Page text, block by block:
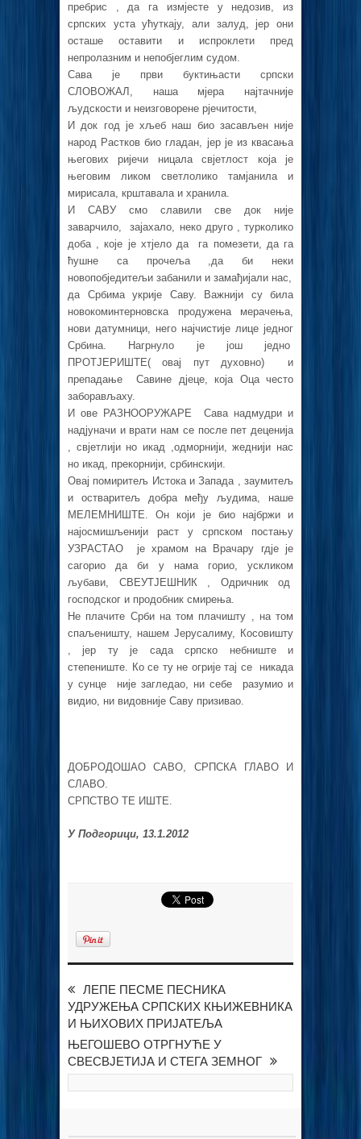
пребрис , да га измјесте у недозив, из
српских уста ућуткају, али залуд, јер они
осташе оставити и испроклети пред
непролазним и непобјеглим судом.
Сава је први буктињасти српски
СЛОВОЖАЛ, наша мјера најтачније
људскости и неизговорене рјечитости,
И док год је хљеб наш био засављен није
народ Растков био гладан, јер је из квасања
његових ријечи ницала свјетлост која је
његовим ликом светлолико тамјанила и
мирисала, крштавала и хранила.
И САВУ смо славили све док није
заварчило, зајахало, неко друго , турколико
доба , које је хтјело да га помезети, да га
ћушне са прочеља ,да би неки
новопобједитељи забанили и замађијали нас,
да Србима укрије Саву. Важнији су била
новокоминтерновска продужена мерачења,
нови датумници, него најчистије лице једног
Србина. Нагрнуло је још једно
ПРОТЈЕРИШТЕ( овај пут духовно) и
препадање Савине дјеце, која Оца често
заборављаху.
И ове РАЗНООРУЖАРЕ Сава надмудри и
надјуначи и врати нам се после пет деценија
, свјетлији но икад ,одморнији, жеднији нас
но икад, прекорнији, србинскији.
Овај помиритељ Истока и Запада , заумитељ
и остваритељ добра међу људима, наше
МЕЛЕМНИШТЕ. Он који је био најбржи и
најосмишљенији раст у српском постању
УЗРАСТАО је храмом на Врачару гдје је
сагорио да би у нама горио, ускликом
љубави, СВЕУТЈЕШНИК , Одричник од
господског и продобник смирења.
Не плачите Срби на том плачишту , на том
спаљеништу, нашем Јерусалиму, Косовишту
, јер ту је сада српско небниште и
степениште. Ко се ту не огрије тај се никада
у сунце није загледао, ни себе разумио и
видио, ни видовније Саву призивао.
ДОБРОДОШАО САВО, СРПСКА ГЛАВО И
СЛАВО.
СРПСТВО ТЕ ИШТЕ.
У Подгорици, 13.1.2012
ЛЕПЕ ПЕСМЕ ПЕСНИКА
УДРУЖЕЊА СРПСКИХ КЊИЖЕВНИКА
И ЊИХОВИХ ПРИЈАТЕЉА
ЊЕГОШЕВО ОТРГНУЋЕ У
СВЕСВЈЕТИЈА И СТЕГА ЗЕМНОГ